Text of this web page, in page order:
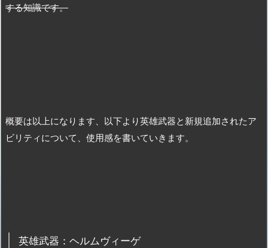
する知識です。
概要は以上になります、以下より英雄武器と新規追加されたア
ビリティについて、使用感を書いていきます。
英雄武器：ヘルムヴィーゲ